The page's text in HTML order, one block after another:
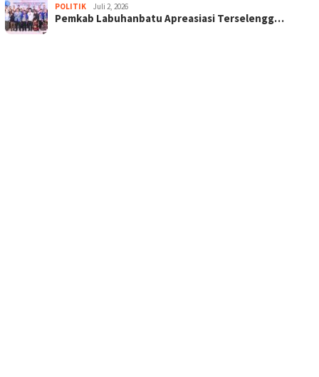
POLITIK Juli 2, 2026
Pemkab Labuhanbatu Apreasiasi Terselengg…